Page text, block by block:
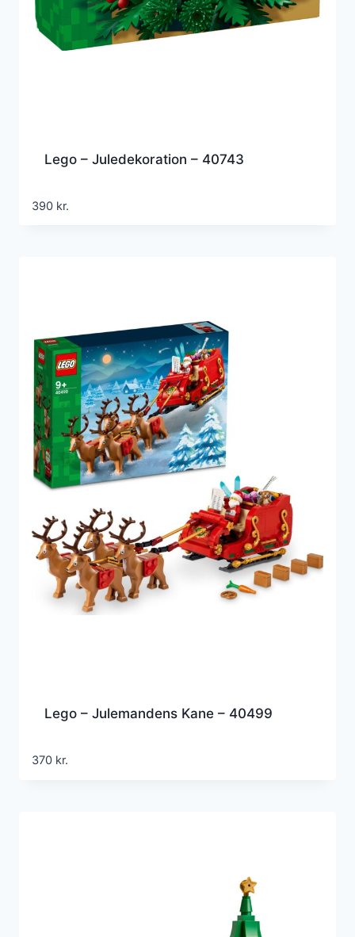
Lego – Juledekoration – 40743
390 kr.
Lego – Julemandens Kane – 40499
370 kr.